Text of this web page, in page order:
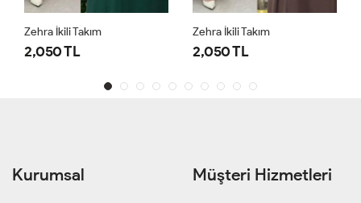
Zehra İkili Takım
2,050 TL
Zehra İkili Takım
2,050 TL
Kurumsal Müşteri Hizmetleri